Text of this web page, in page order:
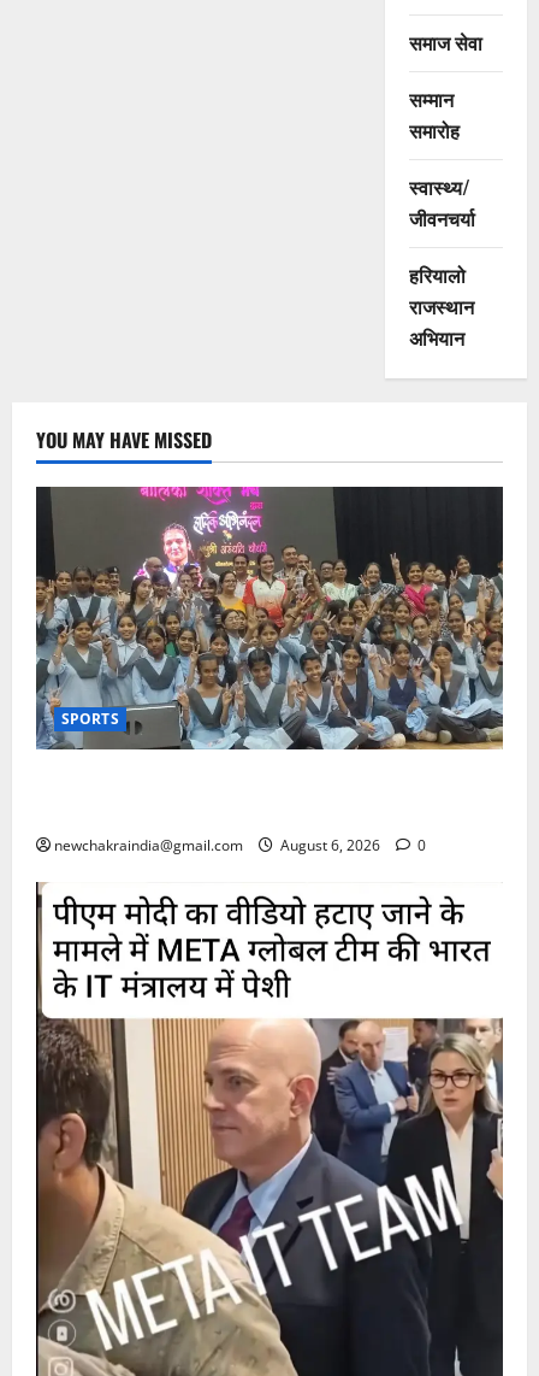
समाज सेवा
सम्मान
समारोह
स्वास्थ्य/
जीवनचर्या
हरियालो
राजस्थान
अभियान
YOU MAY HAVE MISSED
SPORTS
newchakraindia@gmail.com August 6, 2026 0